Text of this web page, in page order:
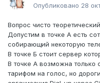
Опубликовано 28
Вопрос чисто
Допустим в точке А есть
собирающий некоторую
В точке Б стоит сервер
В точке А возможна только
тарифом на голос, но